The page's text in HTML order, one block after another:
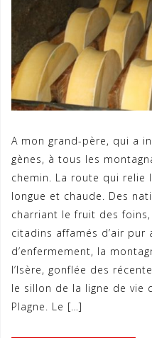
A mon grand-père, qui a
gènes, à tous les
chemin. La route qui relie
longue et chaude. Des
charriant le fruit des
citadins affamés d’air pur
d’enfermement, la
l’Isère, gonflée des
le sillon de la ligne de vie
Plagne. Le […]